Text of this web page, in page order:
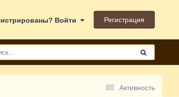
Войти Регистрация
Активность